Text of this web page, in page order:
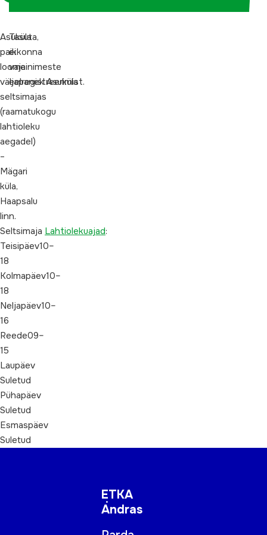
Asuküla
paikkonna
loomeinimeste
väljapanek Asuküla
seltsimajas
(raamatukogu
lahtioleku
aegadel)
–
Mägari
küla,
Haapsalu
linn.
Seltsimaja Lahtiolekuajad:
Teisipäev10–
18
Kolmapäev10–
18
Neljapäev10–
16
Reede09–
15
Laupäev
Suletud
Pühapäev
Suletud
Esmaspäev
Suletud
Tasuta,
ei
vaja
eelregistreerimist.
ETKA
Andras